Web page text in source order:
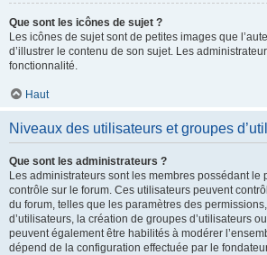
Que sont les icônes de sujet ?
Les icônes de sujet sont de petites images que
d’illustrer le contenu de son sujet. Les
fonctionnalité.
Haut
Niveaux des utilisateurs et groupes
Que sont les administrateurs ?
Les administrateurs sont les membres possédant le
contrôle sur le forum. Ces utilisateurs peuvent
du forum, telles que les paramètres des
d’utilisateurs, la création de groupes d’utilisateurs
peuvent également être habilités à modérer
dépend de la configuration effectuée par le